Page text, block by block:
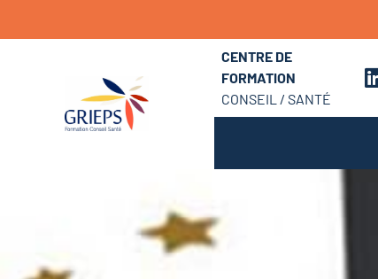
CENTRE DE
FORMATION
CONSEIL / SANTÉ